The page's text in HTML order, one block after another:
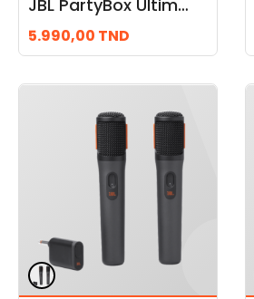
JBL PartyBox Ultimate
5.990,00 TND